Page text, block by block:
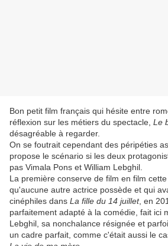
Bon petit film français qui hésite entre
réflexion sur les métiers du spectacle, Le
désagréable à regarder.
On se foutrait cependant des péripéties
propose le scénario si les deux
pas Vimala Pons et William Lebghil.
La première conserve de film en film
qu'aucune autre actrice possède et qui
cinéphiles dans La fille du 14 juillet, en
parfaitement adapté à la comédie, fait ici
Lebghil, sa nonchalance résignée et
un cadre parfait, comme c'était aussi le